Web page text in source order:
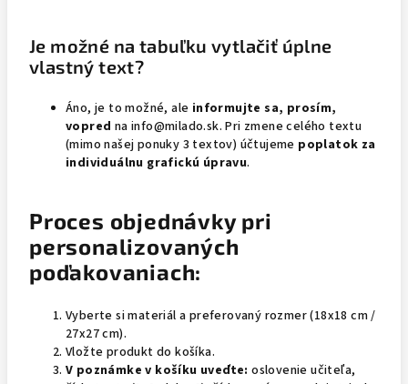
Je možné na tabuľku vytlačiť úplne
vlastný text?
Áno, je to možné, ale informujte sa, prosím,
vopred na info@milado.sk. Pri zmene celého textu
(mimo našej ponuky 3 textov) účtujeme poplatok za
individuálnu grafickú úpravu.
Proces objednávky pri
personalizovaných
poďakovaniach:
Vyberte si materiál a preferovaný rozmer (18x18 cm /
27x27 cm).
Vložte produkt do košíka.
V poznámke v košíku uveďte: oslovenie učiteľa,